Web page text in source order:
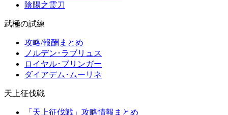
陰陽之霊刀
武極の試練
攻略/報酬まとめ
ノルデン･ラブリュス
ロイヤル･ブリンガー
ダイアデム･ムーリネ
天上征伐戦
「天上征伐戦」攻略情報まとめ